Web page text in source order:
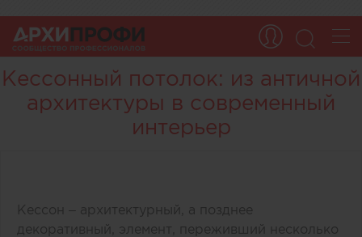
Кессонный потолок: из античной
архитектуры в современный
интерьер
Кессон – архитектурный, а позднее
декоративный, элемент, переживший несколько